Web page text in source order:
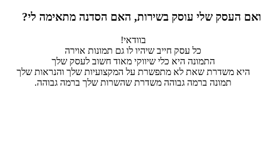
ואם העסק שלי עוסק בשירות, האם הסדנה מתאימה לי?
בוודאי!
כל עסק חייב שיהיו לו גם תמונות אוירה
התמונה היא כלי שיווקי מאוד חשוב לעסק שלך
היא משדרת שאת לא מתפשרת על המקצועיות שלך והנראות שלך
תמונה ברמה גבוהה משדרת שהשרות שלך ברמה גבוהה.